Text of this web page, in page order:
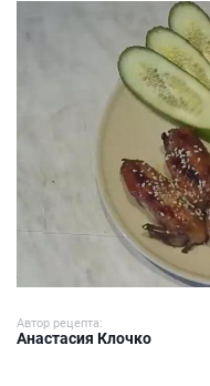
Куриные крылышки в
Автор рецепта:
Анастасия Клочко